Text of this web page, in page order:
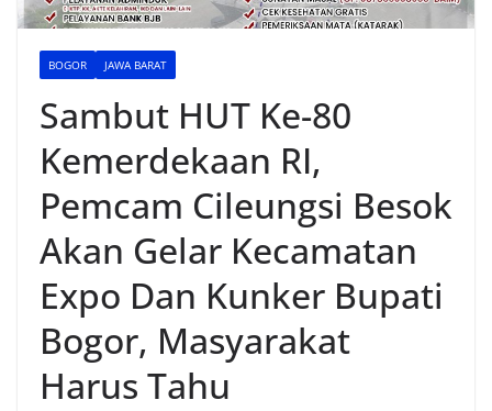
BOGOR JAWA BARAT
Sambut HUT Ke-80
Kemerdekaan RI,
Pemcam Cileungsi Besok
Akan Gelar Kecamatan
Expo Dan Kunker Bupati
Bogor, Masyarakat
Harus Tahu